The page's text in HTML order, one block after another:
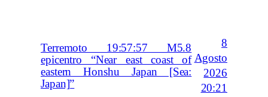
Terremoto 19:57:57 M5.8
epicentro “Near east coast of
eastern Honshu Japan [Sea:
Japan]”
8
Agosto
2026
20:21